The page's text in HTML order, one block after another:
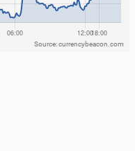
Source: currencybeacon.com